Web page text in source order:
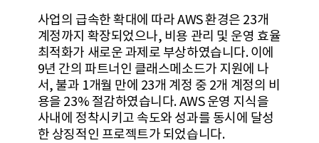
사업의 급속한 확대에 따라 AWS 환경은 23개
계정까지 확장되었으나, 비용 관리 및 운영 효율
최적화가 새로운 과제로 부상하였습니다. 이에
9년 간의 파트너인 클래스메소드가 지원에 나
서, 불과 1개월 만에 23개 계정 중 2개 계정의 비
용을 23% 절감하였습니다. AWS 운영 지식을
사내에 정착시키고 속도와 성과를 동시에 달성
한 상징적인 프로젝트가 되었습니다.